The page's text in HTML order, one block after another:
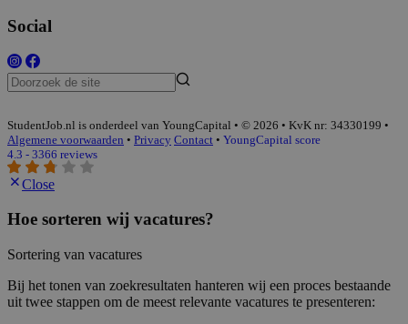
Social
StudentJob.nl is onderdeel van YoungCapital • © 2026 • KvK nr: 34330199 •
Algemene voorwaarden • Privacy Contact • YoungCapital score
4.3 - 3366 reviews
Close
Hoe sorteren wij vacatures?
Sortering van vacatures
Bij het tonen van zoekresultaten hanteren wij een proces bestaande
uit twee stappen om de meest relevante vacatures te presenteren: